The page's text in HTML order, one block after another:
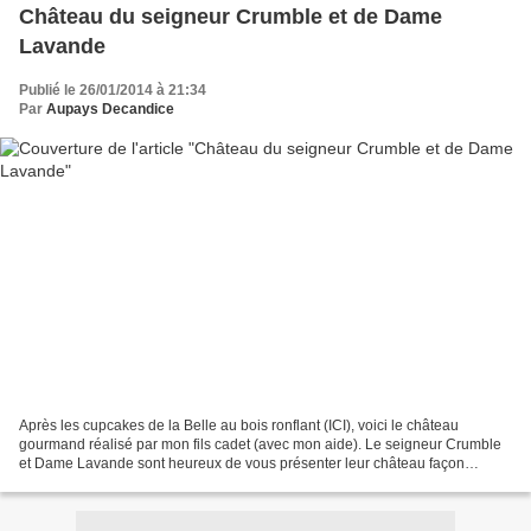
Château du seigneur Crumble et de Dame
Lavande
Publié le 26/01/2014 à 21:34
Par Aupays Decandice
Après les cupcakes de la Belle au bois ronflant (ICI), voici le château
gourmand réalisé par mon fils cadet (avec mon aide). Le seigneur Crumble
et Dame Lavande sont heureux de vous présenter leur château façon